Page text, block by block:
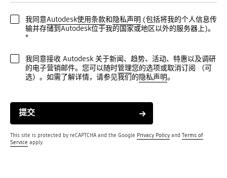
我同意Autodesk使用条款和隐私声明 (包括将我的个人信息传
输并存储到Autodesk位于我的国家或地区以外的服务器上)。
*
我同意接收 Autodesk 关于新闻、趋势、活动、特惠以及调研
的电子营销邮件。您可以随时管理您的选项或取消订阅 （可
选）。如需了解详情，请参见我们的隐私声明。
提交
This site is protected by reCAPTCHA and the Google Privacy Policy and Terms of
Service apply.